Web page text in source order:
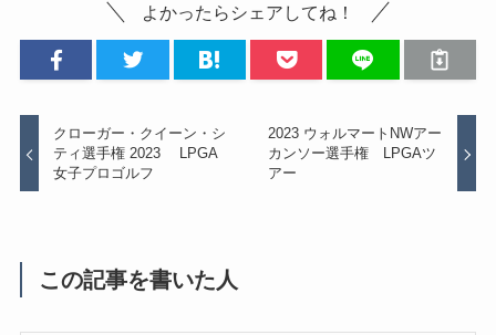
よかったらシェアしてね！
クローガー・クイーン・シ
ティ選手権 2023 LPGA
女子プロゴルフ
2023 ウォルマートNWアー
カンソー選手権 LPGAツ
アー
この記事を書いた人